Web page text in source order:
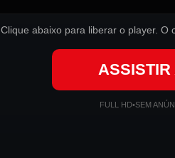
Clique abaixo para liberar o player. O
FULL HD•SEM